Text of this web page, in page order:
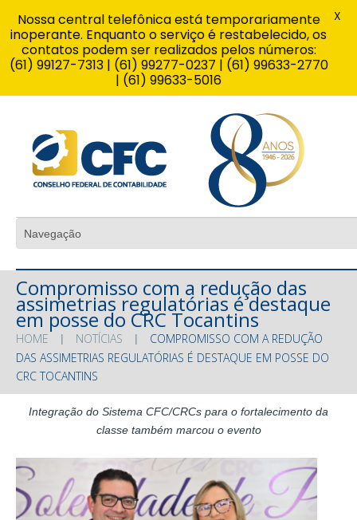
Compromisso com a redução das
assimetrias regulatórias é destaque
em posse do CRC Tocantins
HOME NOTÍCIAS
COMPROMISSO COM A REDUÇÃO
DAS ASSIMETRIAS REGULATÓRIAS É DESTAQUE EM POSSE DO
CRC TOCANTINS
Integração do Sistema CFC/CRCs para o fortalecimento da
classe também marcou o evento
Nossa central telefônica está temporariamente
inoperante. Enquanto o serviço é restabelecido, os
contatos podem ser realizados pelos números:
(61) 99127-7313 | (61) 99277-0237 | (61) 99633-2770
| (61) 99633-5016
X